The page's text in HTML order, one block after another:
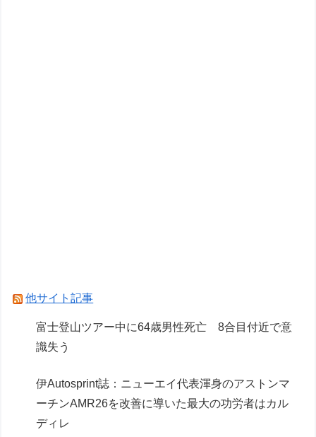
Powered by livedoor 相互RSS
他サイト記事
富士登山ツアー中に64歳男性死亡 8合目付近で意
識失う
伊Autosprint誌：ニューエイ代表渾身のアストンマ
ーチンAMR26を改善に導いた最大の功労者はカル
ディレ